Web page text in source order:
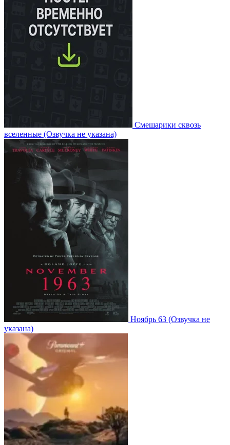
Смешарики сквозь
вселенные (Озвучка не указана)
Ноябрь 63 (Озвучка не
указана)